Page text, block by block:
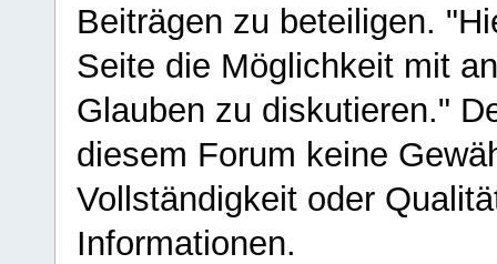
Beiträgen zu beteiligen.
Seite die Möglichkeit mit
Glauben zu diskutieren."
diesem Forum keine
Vollständigkeit oder
Informationen.